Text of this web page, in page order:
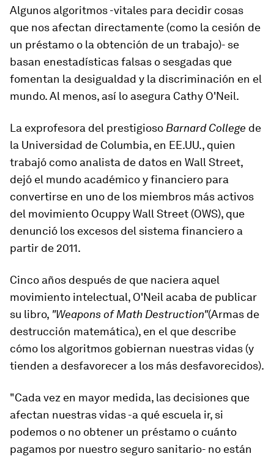
Algunos algoritmos -vitales para decidir cosas
que nos afectan directamente (como la cesión de
un préstamo o la obtención de un trabajo)- se
basan enestadísticas falsas o sesgadas que
fomentan la desigualdad y la discriminación en el
mundo. Al menos, así lo asegura Cathy O'Neil.
La exprofesora del prestigioso Barnard College de
la Universidad de Columbia, en EE.UU., quien
trabajó como analista de datos en Wall Street,
dejó el mundo académico y financiero para
convertirse en uno de los miembros más activos
del movimiento Ocuppy Wall Street (OWS), que
denunció los excesos del sistema financiero a
partir de 2011.
Cinco años después de que naciera aquel
movimiento intelectual, O'Neil acaba de publicar
su libro, "Weapons of Math Destruction"(Armas de
destrucción matemática), en el que describe
cómo los algoritmos gobiernan nuestras vidas (y
tienden a desfavorecer a los más desfavorecidos).
"Cada vez en mayor medida, las decisiones que
afectan nuestras vidas -a qué escuela ir, si
podemos o no obtener un préstamo o cuánto
pagamos por nuestro seguro sanitario- no están